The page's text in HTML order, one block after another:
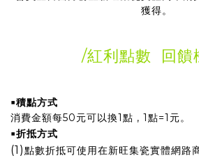
獲得。
/紅利點數 回饋
▪積點方式
消費金額每50元可以換1點 , 1點=1元。
▪折抵方式
(1)點數折抵可使用在新旺集瓷實體網路